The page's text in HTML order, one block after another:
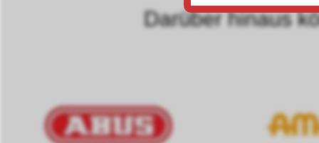
Darüber hinaus